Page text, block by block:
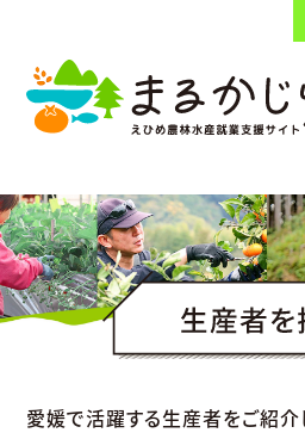
愛媛で活躍する生産者をご紹介